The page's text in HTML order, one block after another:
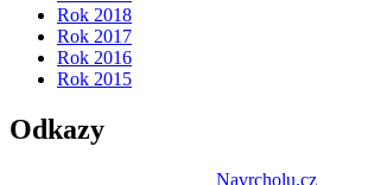
Rok 2018
Rok 2017
Rok 2016
Rok 2015
Odkazy
Navrcholu.cz